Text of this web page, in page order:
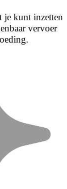
je kunt inzetten
vervoer